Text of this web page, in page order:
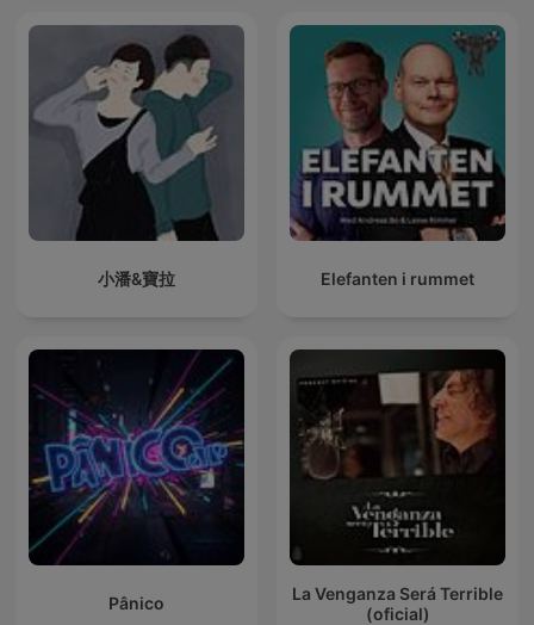
小潘&寶拉 Elefanten i rummet
Pânico
La Venganza Será Terrible
(oficial)